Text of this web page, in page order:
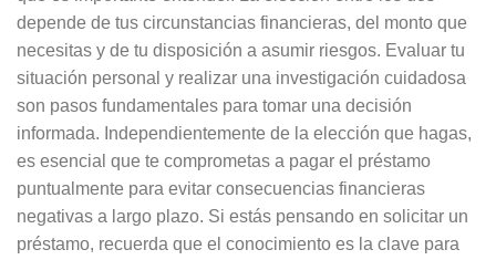
depende de tus circunstancias financieras, del monto que
necesitas y de tu disposición a asumir riesgos. Evaluar tu
situación personal y realizar una investigación cuidadosa
son pasos fundamentales para tomar una decisión
informada. Independientemente de la elección que hagas,
es esencial que te comprometas a pagar el préstamo
puntualmente para evitar consecuencias financieras
negativas a largo plazo. Si estás pensando en solicitar un
préstamo, recuerda que el conocimiento es la clave para